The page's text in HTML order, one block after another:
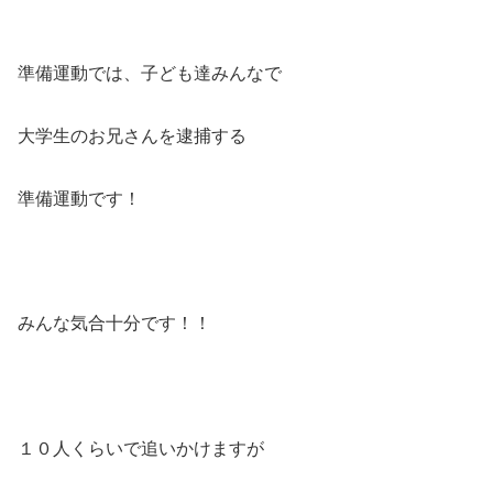
準備運動では、子ども達みんなで
大学生のお兄さんを逮捕する
準備運動です！
みんな気合十分です！！
１０人くらいで追いかけますが